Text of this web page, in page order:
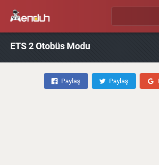
ETS 2 Otobüs Modu
Paylaş Paylaş